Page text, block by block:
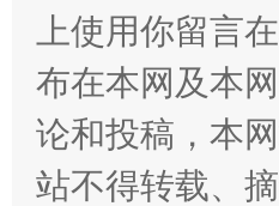
上使用你留言
布在本网及本
论和投稿，本
站不得转载、